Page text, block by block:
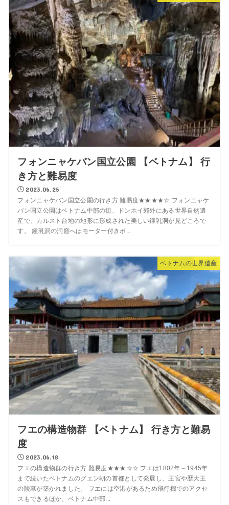
フォンニャケバン国立公園 【ベトナム】 行
き方と難易度
2023.06.25
フォンニャケバン国立公園の行き方 難易度★★★★☆ フォンニャケ
バン国立公園はベトナム中部の街、ドンホイ郊外にある世界自然遺
産で、カルスト台地の地形に形成された美しい鍾乳洞が見どころで
す。 鍾乳洞の洞窟へはモーター付きボ...
ベトナムの世界遺産
フエの構造物群 【ベトナム】 行き方と難易
度
2023.06.18
フエの構造物群の行き方 難易度★★★☆☆ フエは1802年～1945年
まで続いたベトナムのグエン朝の首都として発展し、王宮や歴大王
の陵墓が築かれました。 フエには空港があるため飛行機でのアクセ
スもできるほか、ベトナム中部...